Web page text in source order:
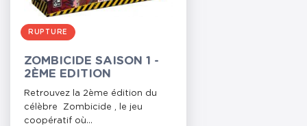
RUPTURE
ZOMBICIDE SAISON 1 -
2ÈME EDITION
Retrouvez la 2ème édition du
célèbre Zombicide , le jeu
coopératif où...